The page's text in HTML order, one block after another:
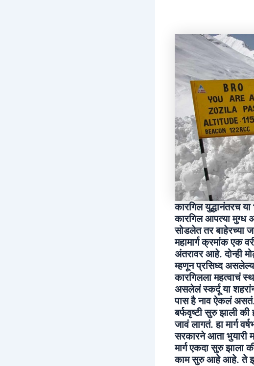
कारगिल युद्धानंतरच
कारगिल आपत्या मुग्ध
सोडलेत तर बाहेरच्या
महामार्ग क्रमांक एक
अंतरावर आहे. दोन्ही
म्हणून प्रसिध्द असलेल्या
कारगिलला महत्वाचं
असलेलं स्कर्दू या
पास है नाव ऐकलं असतं.
बर्फवृष्टी सुरु झाली की
जावं लागतं. हा मार्ग
सरकारने आता भुयारी
मार्ग एकदा सुरु झाला
काम सुरु आहे आहे. ते